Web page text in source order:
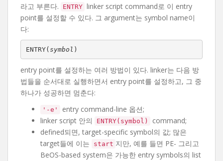
라고 부른다.
ENTRY linker script command로 이 entry
point를 설정할 수 있다. 그 argument는 symbol name이
다:
ENTRY(symbol )
entry point를 설정하는 여러 방법이 있다. linker는 다음 방
법들을 순서대로 실행하면서 entry point를 설정하고, 그 중
하나가 성공하면 멈춘다:
'-e'
entry command-line 옵션;
linker script 안의
ENTRY(symbol)
command;
defined되면, target-specific symbol의 값; 많은
target들에 이는
start 지만, 예를 들면 PE- 그리고
BeOS-based system은 가능한 entry symbols의 list